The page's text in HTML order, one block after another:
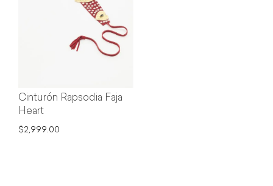
Cinturón Rapsodia Faja
Heart
$2,999.00